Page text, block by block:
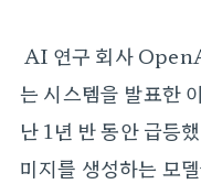
AI 연구 회사
는 시스템을 발표한
난 1년 반 동안 급등
미지를 생성하는 모